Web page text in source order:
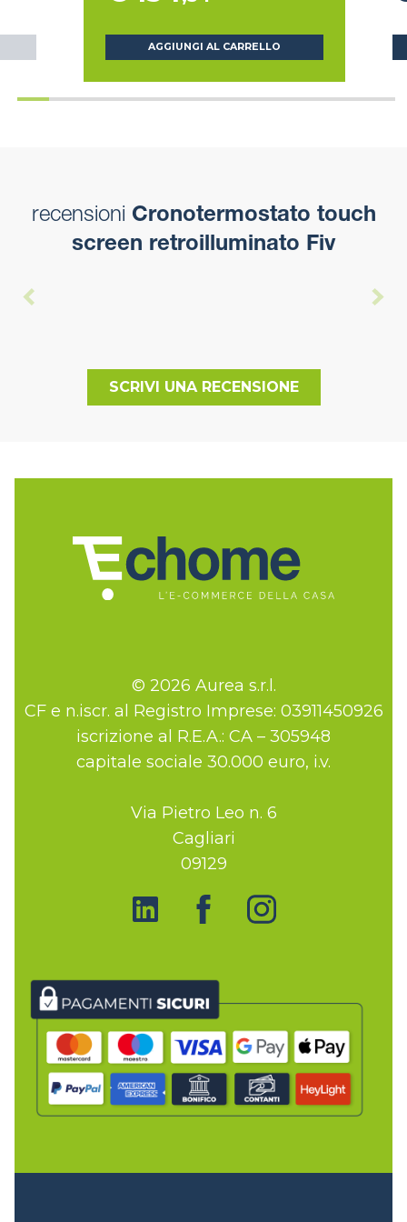
AGGIUNGI AL CARRELLO
recensioni Cronotermostato touch
screen retroilluminato Fiv
SCRIVI UNA RECENSIONE
© 2026 Aurea s.r.l.
CF e n.iscr. al Registro Imprese: 03911450926
iscrizione al R.E.A.: CA – 305948
capitale sociale 30.000 euro, i.v.
Via Pietro Leo n. 6
Cagliari
09129